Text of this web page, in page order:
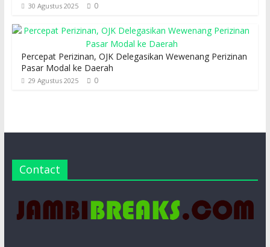
30 Agustus 2025 0
Percepat Perizinan, OJK Delegasikan Wewenang Perizinan
Pasar Modal ke Daerah
29 Agustus 2025 0
Contact